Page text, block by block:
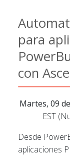
para
con
Martes, 09
EST
Desde
aplicaciones